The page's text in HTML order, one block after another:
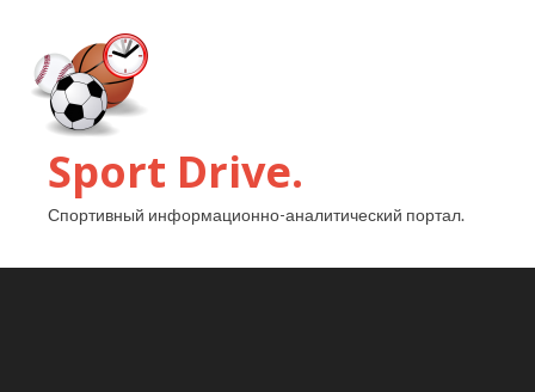
Sport Drive.
Спортивный информационно-аналитический портал.